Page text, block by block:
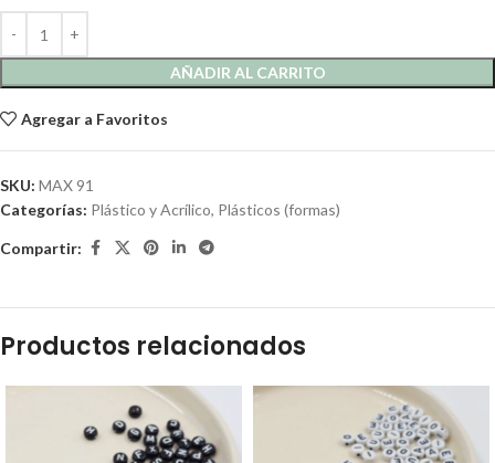
AÑADIR AL CARRITO
Agregar a Favoritos
SKU: MAX 91
Categorías: Plástico y Acrílico, Plásticos (formas)
Compartir:
Productos relacionados